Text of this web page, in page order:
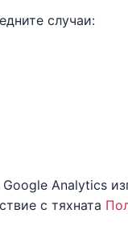
случаи:
Analytics
с тяхната